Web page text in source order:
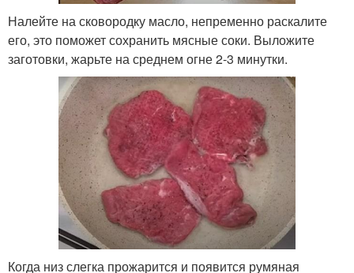
Налейте на сковородку масло, непременно раскалите
его, это поможет сохранить мясные соки. Выложите
заготовки, жарьте на среднем огне 2-3 минутки.
Когда низ слегка прожарится и появится румяная